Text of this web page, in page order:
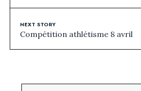
NEXT STORY
Compétition athlétisme 8 avril